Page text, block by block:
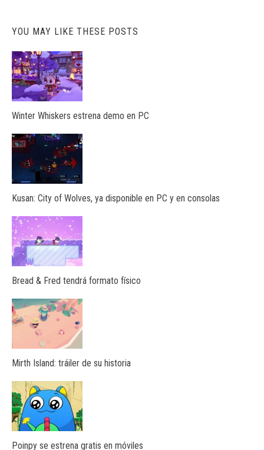
YOU MAY LIKE THESE POSTS
Winter Whiskers estrena demo en PC
Kusan: City of Wolves, ya disponible en PC y en consolas
Bread & Fred tendrá formato físico
Mirth Island: tráiler de su historia
Poinpy se estrena gratis en móviles